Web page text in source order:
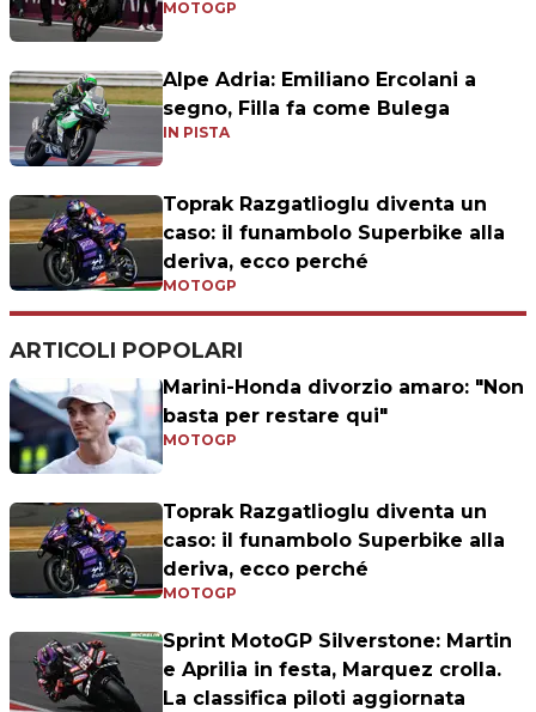
MOTOGP
Alpe Adria: Emiliano Ercolani a
segno, Filla fa come Bulega
IN PISTA
Toprak Razgatlioglu diventa un
caso: il funambolo Superbike alla
deriva, ecco perché
MOTOGP
ARTICOLI POPOLARI
Marini-Honda divorzio amaro: "Non
basta per restare qui"
MOTOGP
Toprak Razgatlioglu diventa un
caso: il funambolo Superbike alla
deriva, ecco perché
MOTOGP
Sprint MotoGP Silverstone: Martin
e Aprilia in festa, Marquez crolla.
La classifica piloti aggiornata